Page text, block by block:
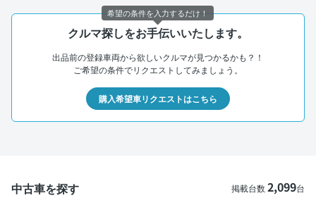
クルマ探しをお手伝いいたします。
出品前の登録車両から欲しいクルマが見つかるかも？！
ご希望の条件でリクエストしてみましょう。
購入希望車リクエストはこちら
中古車を探す 掲載台数2,099台
希望の条件を入力するだけ！